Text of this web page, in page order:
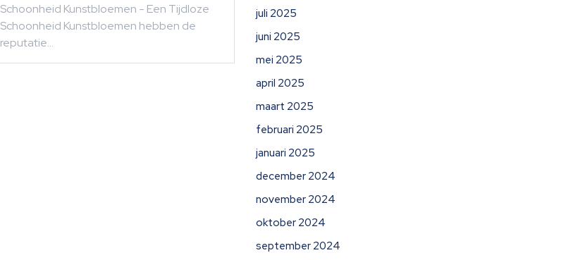
Schoonheid Kunstbloemen - Een Tijdloze
Schoonheid Kunstbloemen hebben de
reputatie…
juli 2025
juni 2025
mei 2025
april 2025
maart 2025
februari 2025
januari 2025
december 2024
november 2024
oktober 2024
september 2024